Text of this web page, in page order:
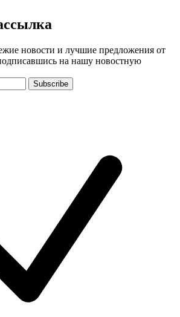
новости и лучшие предложения от
на нашу новостную
Subscribe